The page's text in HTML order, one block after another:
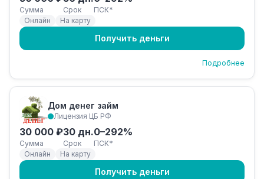
Сумма Срок
ПСК*
Онлайн
На карту
Получить деньги
Подробнее
Дом денег займ
Лицензия ЦБ РФ
30 000 ₽
Сумма
30 дн.
Срок
0–292%
ПСК*
Онлайн
На карту
Получить деньги